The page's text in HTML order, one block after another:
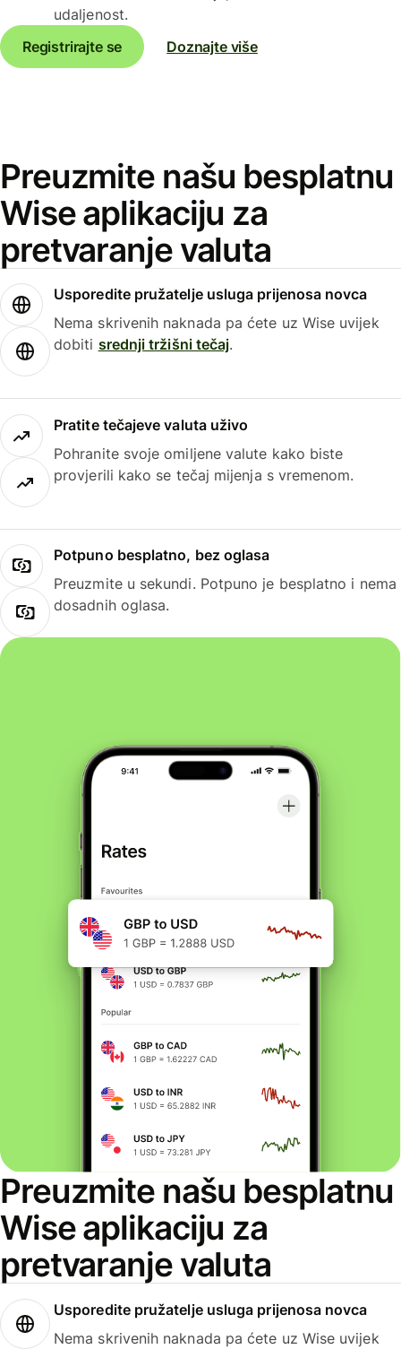
udaljenost.
Registrirajte se
Doznajte više
Preuzmite našu besplatnu
Wise aplikaciju za
pretvaranje valuta
Usporedite pružatelje usluga prijenosa novca
Nema skrivenih naknada pa ćete uz Wise uvijek
dobiti srednji tržišni tečaj.
Pratite tečajeve valuta uživo
Pohranite svoje omiljene valute kako biste
provjerili kako se tečaj mijenja s vremenom.
Potpuno besplatno, bez oglasa
Preuzmite u sekundi. Potpuno je besplatno i nema
dosadnih oglasa.
Preuzmite našu besplatnu
Wise aplikaciju za
pretvaranje valuta
Usporedite pružatelje usluga prijenosa novca
Nema skrivenih naknada pa ćete uz Wise uvijek